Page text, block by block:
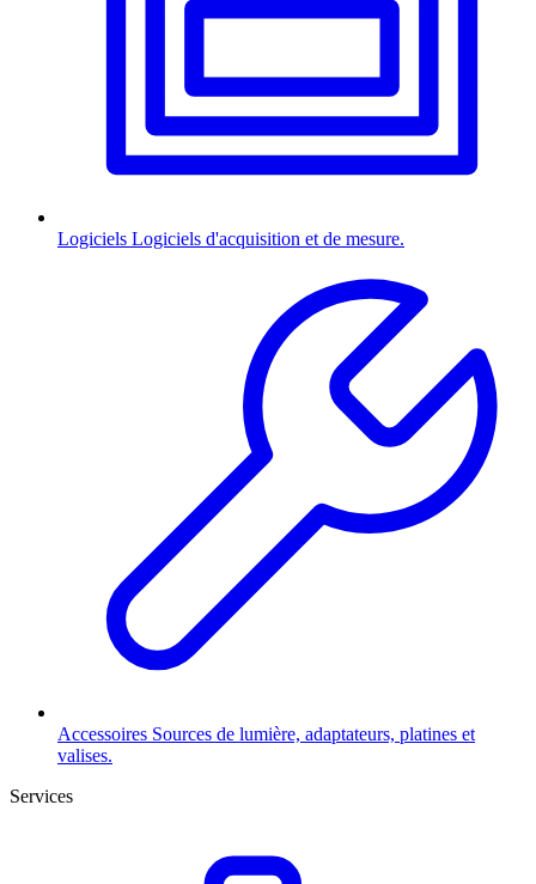
Logiciels Logiciels d'acquisition et de mesure.
Accessoires Sources de lumière, adaptateurs, platines et
valises.
Services